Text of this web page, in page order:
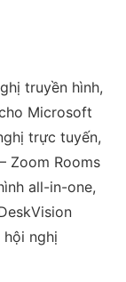
truyền hình,
Microsoft
trực tuyến,
Zoom Rooms
all-in-one,
nghị